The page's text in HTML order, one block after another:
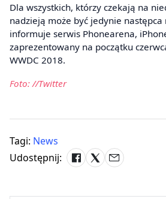
Dla wszystkich, którzy czekają na
nadzieją może być jedynie następca
informuje serwis Phonearena,
zaprezentowany na początku
WWDC 2018.
Foto: //Twitter
Tagi: News
Udostępnij: